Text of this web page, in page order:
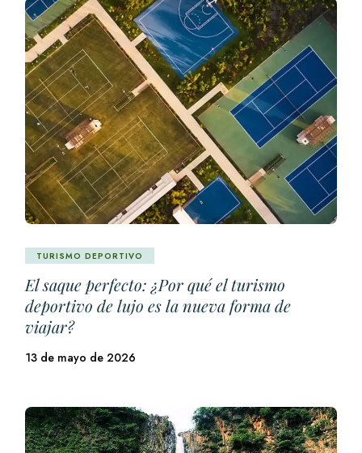
TURISMO DEPORTIVO
El saque perfecto: ¿Por qué el turismo
deportivo de lujo es la nueva forma de
viajar?
13 de mayo de 2026